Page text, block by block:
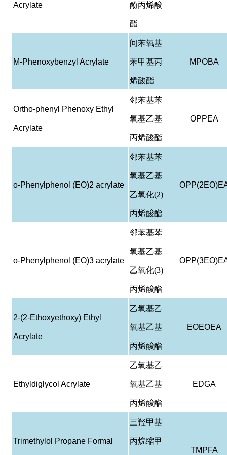
Acrylate 酚丙烯酸
酯
M-Phenoxybenzyl Acrylate
间苯氧基
苯甲基丙
烯酸酯
MPOBA
Ortho-phenyl Phenoxy Ethyl
Acrylate
邻苯基苯
氧基乙基
丙烯酸酯
OPPEA
o-Phenylphenol (EO)2 acrylate
邻苯基苯
氧基乙基
乙氧化(2)
丙烯酸酯
o-Phenylphenol (EO)3 acrylate
邻苯基苯
氧基乙基
乙氧化(3)
丙烯酸酯
2-(2-Ethoxyethoxy) Ethyl
Acrylate
乙氧基乙
氧基乙基
丙烯酸酯
EOEOEA
Ethyldiglycol Acrylate
乙氧基乙
氧基乙基
丙烯酸酯
EDGA
Trimethylol Propane Formal
三羟甲基
丙烷缩甲
TMPFA